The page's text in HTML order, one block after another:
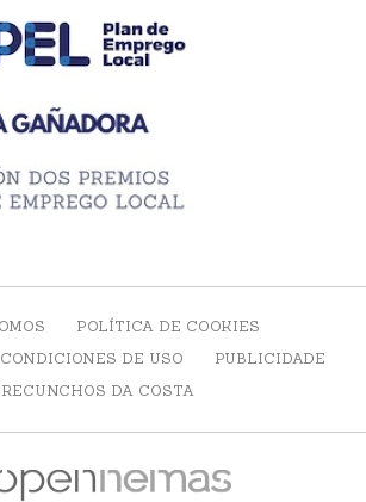
POLÍTICA DE COOKIES
DE USO
PUBLICIDADE
RECUNCHOS DA COSTA